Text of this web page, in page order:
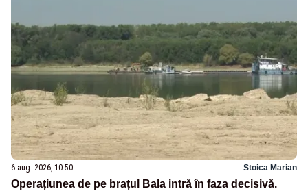
6 aug. 2026, 10:50 Stoica Marian
Operațiunea de pe brațul Bala intră în faza decisivă.